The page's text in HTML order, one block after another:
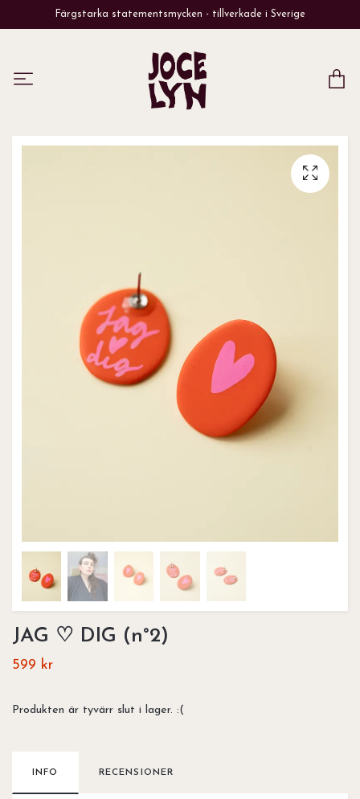
Färgstarka statementsmycken - tillverkade i Sverige
JAG ♡ DIG (n°2)
599 kr
Produkten är tyvärr slut i lager. :(
INFO RECENSIONER